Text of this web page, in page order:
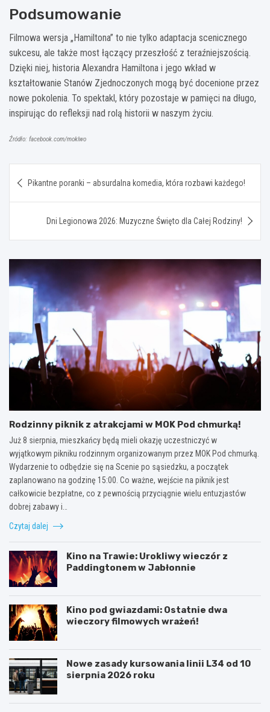
Podsumowanie
Filmowa wersja „Hamiltona” to nie tylko adaptacja scenicznego
sukcesu, ale także most łączący przeszłość z teraźniejszością.
Dzięki niej, historia Alexandra Hamiltona i jego wkład w
kształtowanie Stanów Zjednoczonych mogą być docenione przez
nowe pokolenia. To spektakl, który pozostaje w pamięci na długo,
inspirując do refleksji nad rolą historii w naszym życiu.
Źródło: facebook.com/moklwo
wpisu
Pikantne poranki – absurdalna komedia, która rozbawi każdego!
Dni Legionowa 2026: Muzyczne Święto dla Całej Rodziny!
Rodzinny piknik z atrakcjami w MOK Pod chmurką!
Już 8 sierpnia, mieszkańcy będą mieli okazję uczestniczyć w
wyjątkowym pikniku rodzinnym organizowanym przez MOK Pod chmurką.
Wydarzenie to odbędzie się na Scenie po sąsiedzku, a początek
zaplanowano na godzinę 15:00. Co ważne, wejście na piknik jest
całkowicie bezpłatne, co z pewnością przyciągnie wielu entuzjastów
dobrej zabawy i…
Czytaj dalej
Kino na Trawie: Urokliwy wieczór z
Paddingtonem w Jabłonnie
Kino pod gwiazdami: Ostatnie dwa
wieczory filmowych wrażeń!
Nowe zasady kursowania linii L34 od 10
sierpnia 2026 roku